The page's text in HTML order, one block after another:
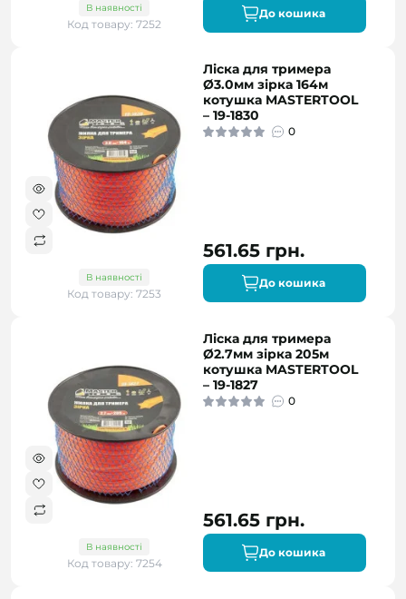
В наявності
Код товару: 7252
До кошика
В наявності
Код товару: 7253
Ліска для тримера
Ø3.0мм зірка 164м
котушка MASTERTOOL
– 19-1830
0
561.65 грн.
До кошика
В наявності
Код товару: 7254
Ліска для тримера
Ø2.7мм зірка 205м
котушка MASTERTOOL
– 19-1827
0
561.65 грн.
До кошика